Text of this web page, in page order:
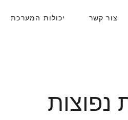
יכולות המערכת צור קשר
נפוצות